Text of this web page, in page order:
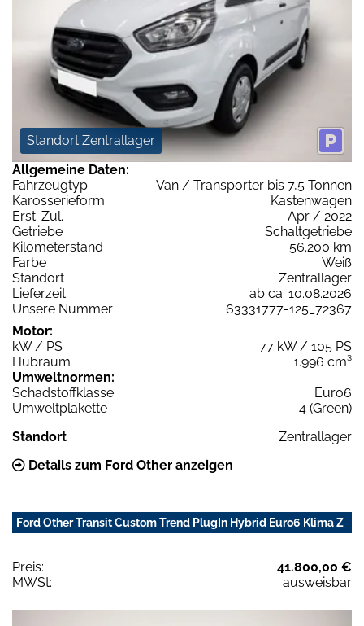
Standort Zentrallager
Allgemeine Daten:
Fahrzeugtyp
Van / Transporter bis 7,5 Tonnen
Karosserieform
Kastenwagen
Erst-Zul.
Apr / 2022
Getriebe
Schaltgetriebe
Kilometerstand
56.200 km
Farbe
Weiß
Standort
Zentrallager
Lieferzeit
ab ca. 10.08.2026
Unsere Nummer
63331777-125_72367
Motor:
kW / PS
77 kW / 105 PS
Hubraum
1.996 cm³
Umweltnormen:
Schadstoffklasse
Euro6
Umweltplakette
4 (Green)
Standort
Zentrallager
Details zum Ford Other anzeigen
Ford Other Transit Custom Trend PlugIn Hybrid Euro6 Klima Z
Preis:
41.800,00 €
MWSt:
ausweisbar